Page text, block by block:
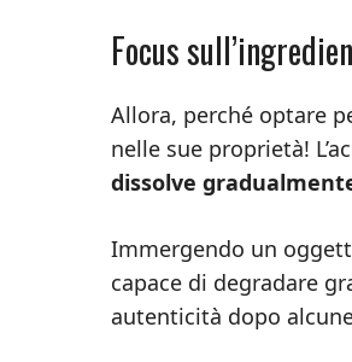
Focus
Allora, perché optare
nelle sue proprietà!
dissolve
Immergendo un
capace di degradare
autenticità dopo